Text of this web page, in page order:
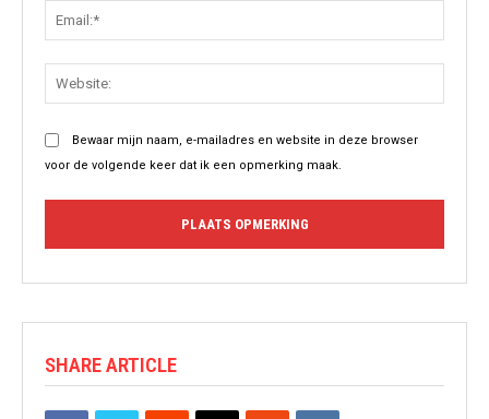
Bewaar mijn naam, e-mailadres en website in deze browser
voor de volgende keer dat ik een opmerking maak.
SHARE ARTICLE